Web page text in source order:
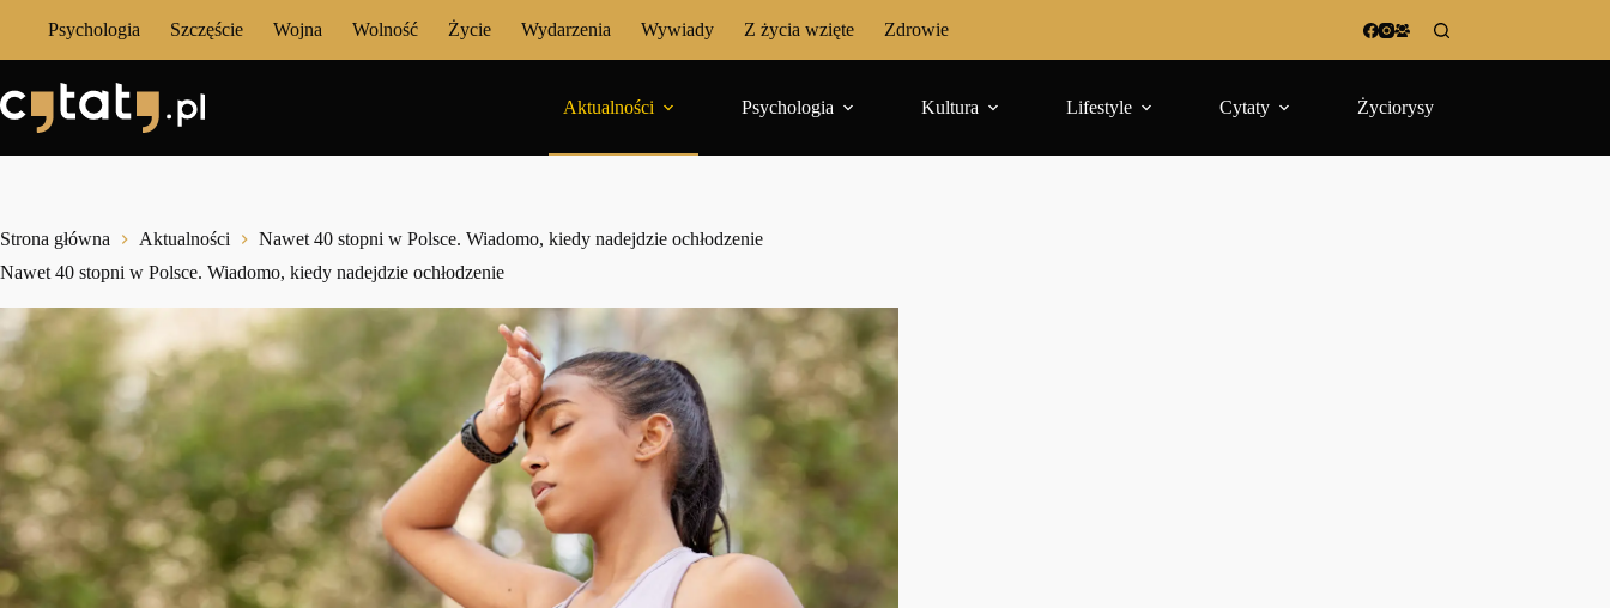
Psychologia Szczęście Wojna Wolność Życie Wydarzenia Wywiady Z życia wzięte Zdrowie
Aktualności Psychologia Kultura Lifestyle Cytaty Życiorysy
Strona główna Aktualności
Nawet 40 stopni w Polsce. Wiadomo, kiedy nadejdzie ochłodzenie
Nawet 40 stopni w Polsce. Wiadomo, kiedy nadejdzie ochłodzenie